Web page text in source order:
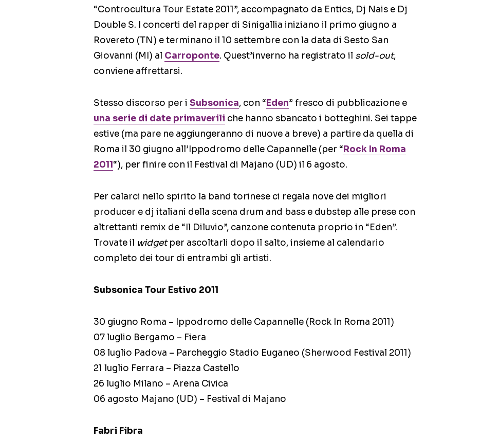
“Controcultura Tour Estate 2011”, accompagnato da Entics, Dj Nais e Dj
Double S. I concerti del rapper di Sinigallia iniziano il primo giugno a
Rovereto (TN) e terminano il 10 settembre con la data di Sesto San
Giovanni (MI) al Carroponte. Quest’inverno ha registrato il sold-out,
conviene affrettarsi.
Stesso discorso per i Subsonica, con “Eden” fresco di pubblicazione e
una serie di date primaverili che hanno sbancato i botteghini. Sei tappe
estive (ma pare ne aggiungeranno di nuove a breve) a partire da quella di
Roma il 30 giugno all’Ippodromo delle Capannelle (per “Rock In Roma
2011 “), per finire con il Festival di Majano (UD) il 6 agosto.
Per calarci nello spirito la band torinese ci regala nove dei migliori
producer e dj italiani della scena drum and bass e dubstep alle prese con
altrettanti remix de “Il Diluvio”, canzone contenuta proprio in “Eden”.
Trovate il widgetper ascoltarli dopo il salto, insieme al calendario
completo dei tour di entrambi gli artisti.
Subsonica Tour Estivo 2011
30 giugno Roma – Ippodromo delle Capannelle (Rock In Roma 2011)
07 luglio Bergamo – Fiera
08 luglio Padova – Parcheggio Stadio Euganeo (Sherwood Festival 2011)
21 luglio Ferrara – Piazza Castello
26 luglio Milano – Arena Civica
06 agosto Majano (UD) – Festival di Majano
Fabri Fibra